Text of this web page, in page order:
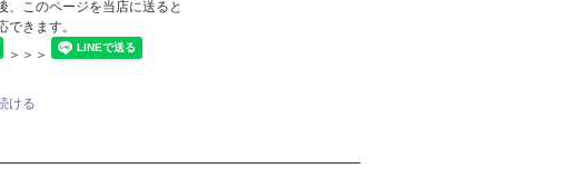
、このページを当店に送ると
できます。
＞＞＞
ける